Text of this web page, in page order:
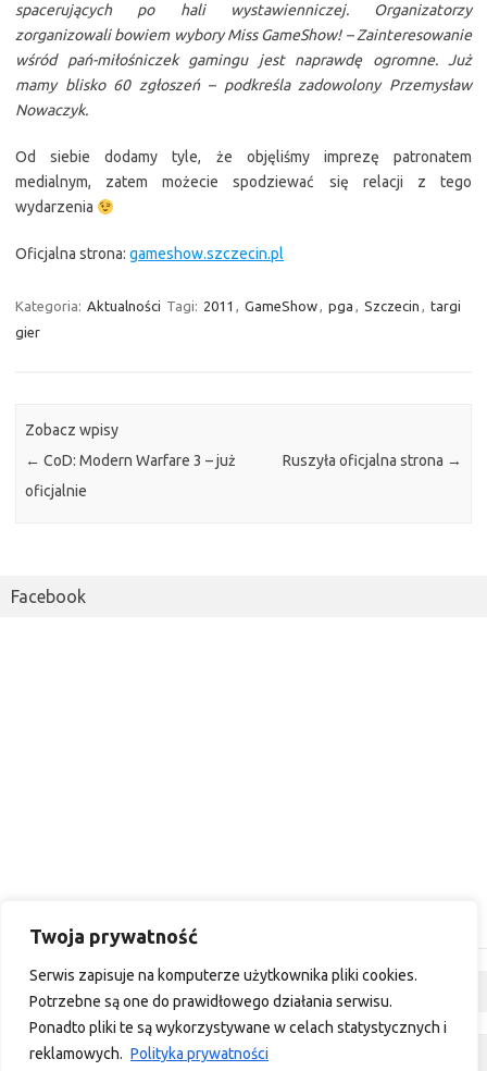
Twoja prywatność
Serwis zapisuje na komputerze użytkownika pliki cookies.
Potrzebne są one do prawidłowego działania serwisu.
Ponadto pliki te są wykorzystywane w celach statystycznych i
reklamowych. Polityka prywatności
spacerujących po hali wystawienniczej. Organizatorzy
zorganizowali bowiem wybory Miss GameShow! – Zainteresowanie
wśród pań-miłośniczek gamingu jest naprawdę ogromne. Już
mamy blisko 60 zgłoszeń – podkreśla zadowolony Przemysław
Nowaczyk.
Od siebie dodamy tyle, że objęliśmy imprezę patronatem
medialnym, zatem możecie spodziewać się relacji z tego
wydarzenia
Oficjalna strona: gameshow.szczecin.pl
Kategoria: Aktualności Tagi: 2011 , GameShow, pga , Szczecin , targi
gier
Zobacz wpisy
← CoD: Modern Warfare 3 – już
oficjalnie
Ruszyła oficjalna strona →
Facebook
Dyskusja